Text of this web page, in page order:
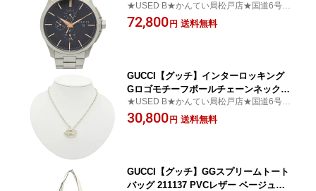
ツ メンズ【中古】【松戸店】
★USED B★かんてい局松戸店★国道6号線
沿いの青い看板が目印！★
72,800 円 送料無料
GUCCI【グッチ】インターロッキング
Gロゴモチーフボールチェーンネックレ
ス AG925シルバー 19.5g 約42cm【中
古】【松戸店】
★USED B★かんてい局松戸店★国道6号線
沿いの青い看板が目印！★
30,800 円 送料無料
GUCCI【グッチ】GGスプリームトート
バッグ 211137 PVCレザー ベージュ系